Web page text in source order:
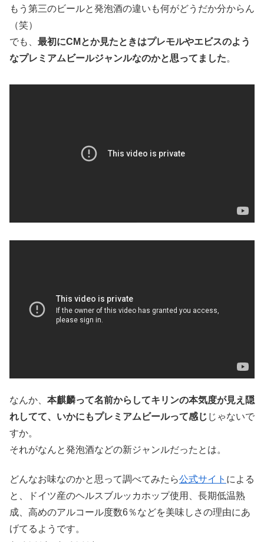
もう第三のビールと発泡酒の違いも何がどうだか分からん
（笑）
でも、 最初にCMとか見たときはプレモルやエビスのよう
なプレミアムビールジャンルなのかと思ってました。
なんか、 本麒麟って名前からしてキリンの本気度が見え隠
れしてて、いかにもプレミアムビールって感じ じゃないで
すか。
それがなんと発泡酒などの新ジャンルだったとは。
どんなお味なのかと思って調べてみたら公式サイト による
と、ドイツ産のヘルスブルッカホップ使用、長期低温熟
成、高めのアルコール度数6％などを美味しさの理由にあ
げてるようです。